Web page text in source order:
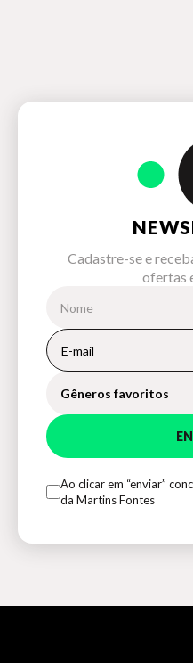
Cadastre-se e
ofertas
Gêneros favoritos
Ao clicar em “enviar”
da Martins Fontes